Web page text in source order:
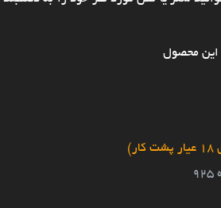
این محصول